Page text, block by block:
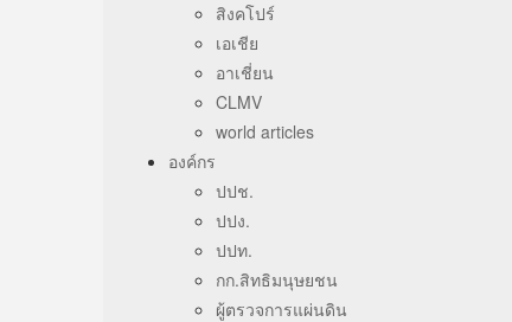
สิงคโปร์
เอเชีย
อาเชี่ยน
CLMV
world articles
องค์กร
ปปช.
ปปง.
ปปท.
กก.สิทธิมนุษยชน
ผู้ตรวจการแผ่นดิน